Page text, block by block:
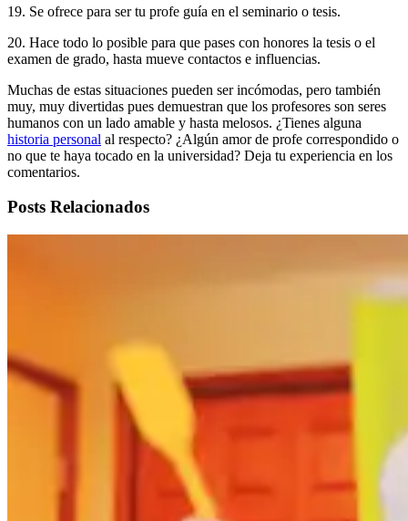
19. Se ofrece para ser tu profe guía en el seminario o tesis.
20. Hace todo lo posible para que pases con honores la tesis o el
examen de grado, hasta mueve contactos e influencias.
Muchas de estas situaciones pueden ser incómodas, pero también
muy, muy divertidas pues demuestran que los profesores son seres
humanos con un lado amable y hasta melosos. ¿Tienes alguna
historia personal al respecto? ¿Algún amor de profe correspondido o
no que te haya tocado en la universidad? Deja tu experiencia en los
comentarios.
Posts Relacionados